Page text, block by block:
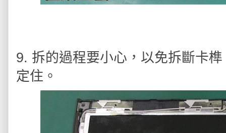
9. 拆的過程要小心，以免拆斷卡
定住。